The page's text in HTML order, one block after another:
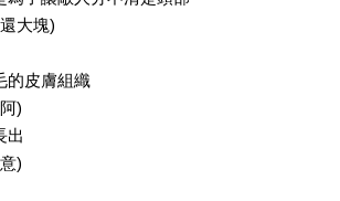
大塊)
的皮膚組織
)
出
)